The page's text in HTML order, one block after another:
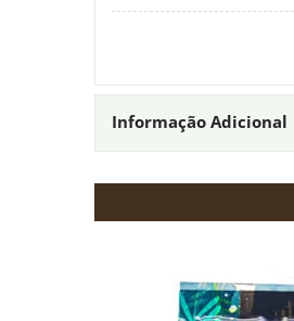
Informação Adicional